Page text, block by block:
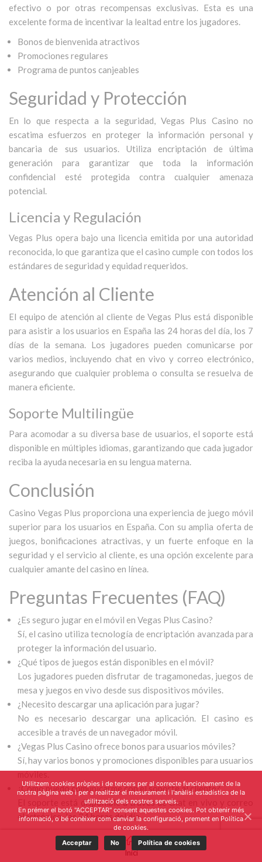
efectivo o por otras recompensas exclusivas. Esta es una
excelente forma de incentivar la lealtad entre los jugadores.
Bonos de bienvenida atractivos
Promociones regulares
Programa de puntos canjeables
Seguridad y Protección
En lo que respecta a la seguridad, Vegas Plus Casino no
escatima esfuerzos en proteger la información personal y
bancaria de sus usuarios. Utiliza encriptación de última
generación para garantizar que toda la información
confidencial esté protegida contra cualquier amenaza
potencial.
Licencia y Regulación
Vegas Plus opera bajo una licencia emitida por una autoridad
reconocida, lo que garantiza que el casino cumple con todos los
estándares de seguridad y equidad requeridos.
Atención al Cliente
El equipo de atención al cliente de Vegas Plus está disponible
para asistir a los usuarios en España las 24 horas del día, los 7
días de la semana. Los jugadores pueden comunicarse por
varios medios, incluyendo chat en vivo y correo electrónico,
asegurando que cualquier problema o consulta se resuelva de
manera eficiente.
Soporte Multilingüe
Para acomodar a su diversa base de usuarios, el soporte está
disponible en múltiples idiomas, garantizando que cada jugador
reciba la ayuda necesaria en su lengua materna.
Conclusión
Casino Vegas Plus proporciona una experiencia de juego móvil
superior para los usuarios en España. Con su amplia oferta de
juegos, bonificaciones atractivas, y un fuerte enfoque en la
seguridad y el servicio al cliente, es una opción excelente para
cualquier amante del casino en línea.
Preguntas Frecuentes (FAQ)
¿Es seguro jugar en el móvil en Vegas Plus Casino?
Sí, el casino utiliza tecnología de encriptación avanzada para
proteger la información del usuario.
¿Qué tipos de juegos están disponibles en el móvil?
Los jugadores pueden disfrutar de tragamonedas, juegos de
mesa y juegos en vivo desde sus dispositivos móviles.
¿Necesito descargar una aplicación para jugar?
No es necesario descargar una aplicación. El casino es
accesible a través de un navegador móvil.
¿Vegas Plus Casino ofrece bonos para usuarios móviles?
Sí, hay varios bonos y promociones disponibles para usuarios
móviles.
¿Cómo puedo comunicarme con el soporte al cliente?
El soporte está disponible a través de chat en vivo y correo
electrónico, las 24 horas del día.
Inici
Utilitzem cookies pròpies i de tercers per al correcte funcionament de la
nostra pàgina web i per a realitzar el mesurament i l'anàlisi estadística de la
utilització dels nostres serveis.
En prémer el botó "ACCEPTAR" consent aquestes cookies. Pot obtenir més
informació, o bé conèixer com canviar la configuració, prement en Política
de cookies.
Acceptar
No Política de cookies